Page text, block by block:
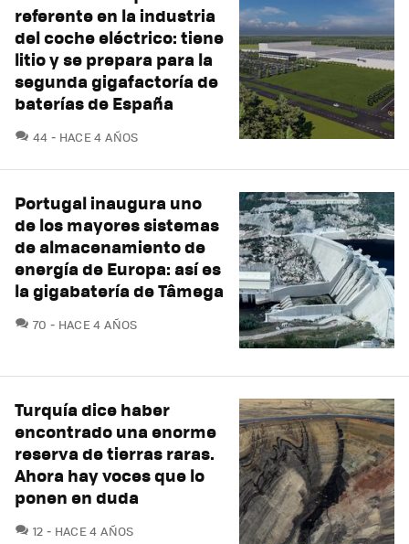
referente en la industria
del coche eléctrico: tiene
litio y se prepara para la
segunda gigafactoría de
baterías de España
44 COMENTARIOS
HACE 4 AÑOS
Portugal inaugura uno
de los mayores sistemas
de almacenamiento de
energía de Europa: así es
la gigabatería de Tâmega
70 COMENTARIOS
HACE 4 AÑOS
Turquía dice haber
encontrado una enorme
reserva de tierras raras.
Ahora hay voces que lo
ponen en duda
12 COMENTARIOS
HACE 4 AÑOS